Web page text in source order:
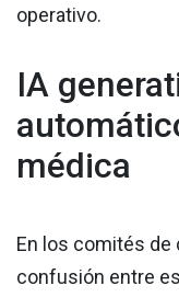
operativo.
IA
médica
En los comités
confusión entre